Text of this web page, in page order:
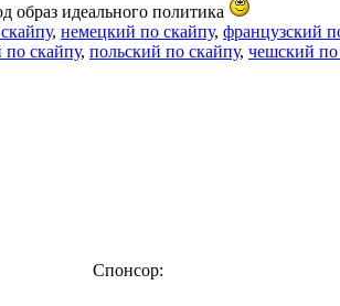
образ идеального политика
, немецкий по скайпу, французский
скайпу, польский по скайпу, чешский по
Спонсор: